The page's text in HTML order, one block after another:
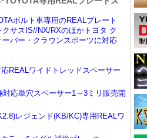
ボルト車専用のREALプレート
クサスIS//NX/RXのほかトヨタ ク
ーバー・クラウンスポーツに対応
REALワイドトレッドスペーサー
応単穴スペーサー1～3ミリ販売開
レジェンド(KB/KC)専用REALワ